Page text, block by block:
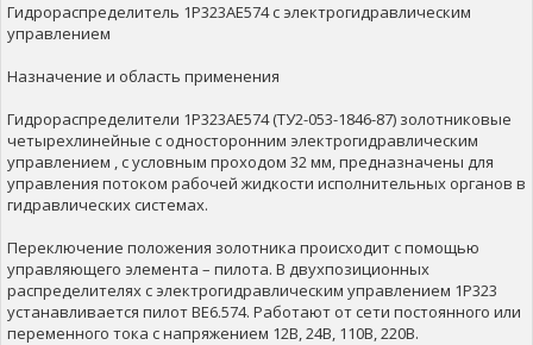
Гидрораспределитель 1Р323АЕ574 с электрогидравлическим
управлением
Назначение и область применения
Гидрораспределители 1Р323АЕ574 (ТУ2-053-1846-87) золотниковые
четырехлинейные с односторонним электрогидравлическим
управлением , с условным проходом 32 мм, предназначены для
управления потоком рабочей жидкости исполнительных органов в
гидравлических системах.
Переключение положения золотника происходит с помощью
управляющего элемента – пилота. В двухпозиционных
распределителях с электрогидравлическим управлением 1Р323
устанавливается пилот ВЕ6.574. Работают от сети постоянного или
переменного тока с напряжением 12В, 24В, 110В, 220В.